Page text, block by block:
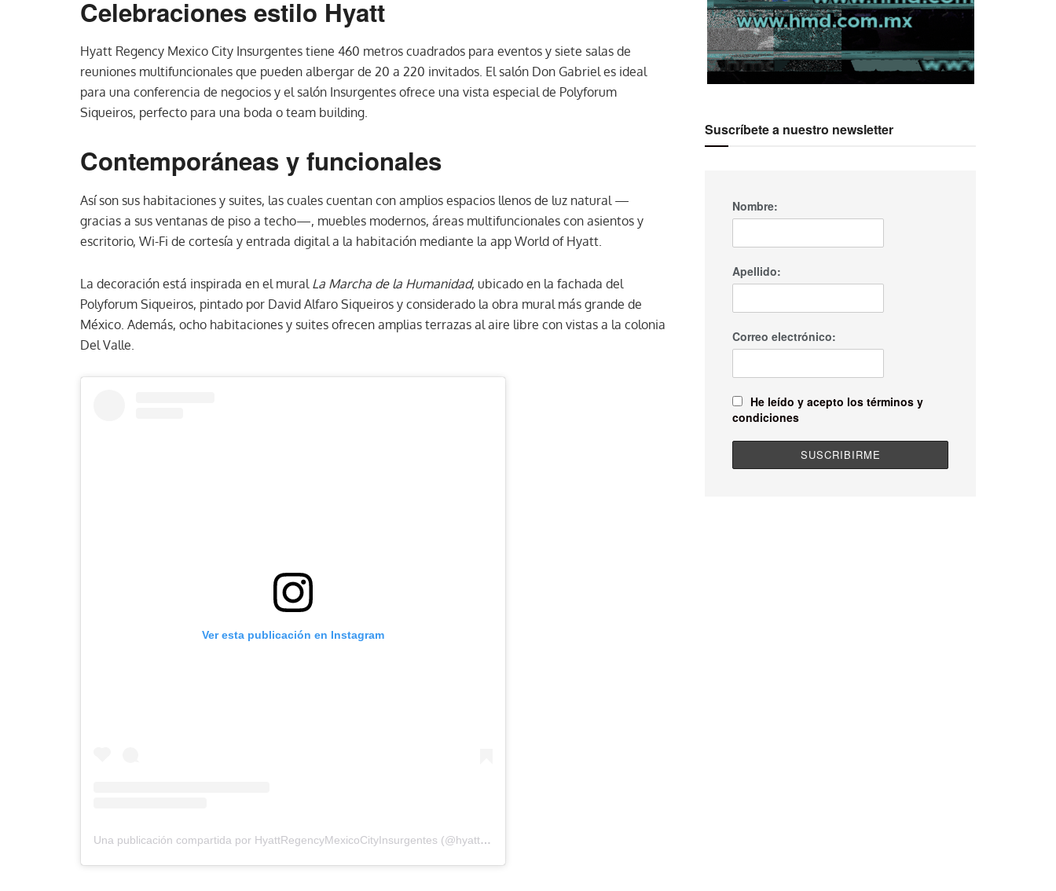
Celebraciones estilo Hyatt
Hyatt Regency Mexico City Insurgentes tiene 460 metros cuadrados para eventos y siete salas de
reuniones multifuncionales que pueden albergar de 20 a 220 invitados. El salón Don Gabriel es ideal
para una conferencia de negocios y el salón Insurgentes ofrece una vista especial de Polyforum
Siqueiros, perfecto para una boda o team building.
Contemporáneas y funcionales
Así son sus habitaciones y suites, las cuales cuentan con amplios espacios llenos de luz natural —
gracias a sus ventanas de piso a techo—, muebles modernos, áreas multifuncionales con asientos y
escritorio, Wi-Fi de cortesía y entrada digital a la habitación mediante la app World of Hyatt.
La decoración está inspirada en el mural La Marcha de la Humanidad, ubicado en la fachada del
Polyforum Siqueiros, pintado por David Alfaro Siqueiros y considerado la obra mural más grande de
México. Además, ocho habitaciones y suites ofrecen amplias terrazas al aire libre con vistas a la colonia
Del Valle.
Ver esta publicación en Instagram
Una publicación compartida por HyattRegencyMexicoCityInsurgentes (@hyattregencyinsurgentes)
Suscríbete a nuestro newsletter
Nombre:
Apellido:
Correo electrónico:
He leído y acepto los términos y
condiciones